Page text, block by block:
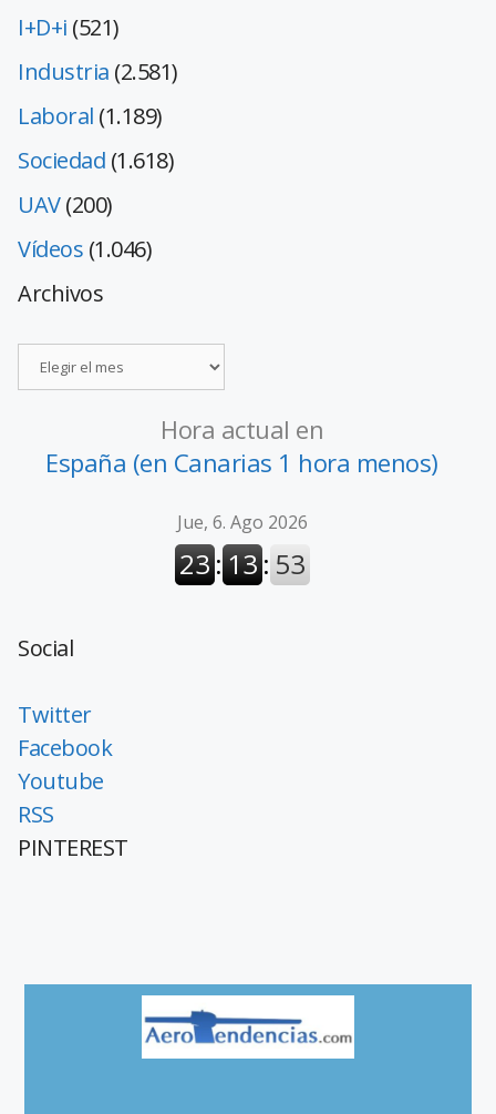
I+D+i (521)
Industria (2.581)
Laboral (1.189)
Sociedad (1.618)
UAV(200)
Vídeos (1.046)
Archivos
Hora actual en
España (en Canarias 1 hora menos)
Social
Twitter
Facebook
Youtube
RSS
PINTEREST